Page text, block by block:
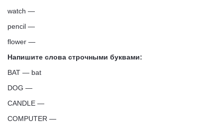
watch —
pencil —
flower —
Напишите слова строчными буквами:
BAT — bat
DOG —
CANDLE —
COMPUTER —